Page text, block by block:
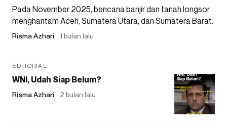
Pada November 2025, bencana banjir dan tanah longsor
menghantam Aceh, Sumatera Utara, dan Sumatera Barat.
Risma Azhari 1 bulan lalu
EDITORIAL
WNI, Udah Siap Belum?
Risma Azhari 2 bulan lalu